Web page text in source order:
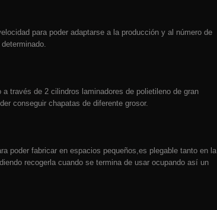
para poder adaptarse a la producción y al número de
través de 2 cilindros laminadores de polietileno de gran
conseguir chapatas de diferente grosor.
poder fabricar en espacios pequeños,es plegable tanto en la
recogerla cuando se termina de usar ocupando así un